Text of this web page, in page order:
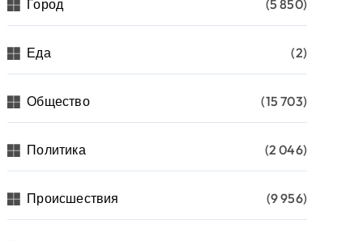
Город (5 850)
Еда (2)
Общество (15 703)
Политика (2 046)
Происшествия (9 956)